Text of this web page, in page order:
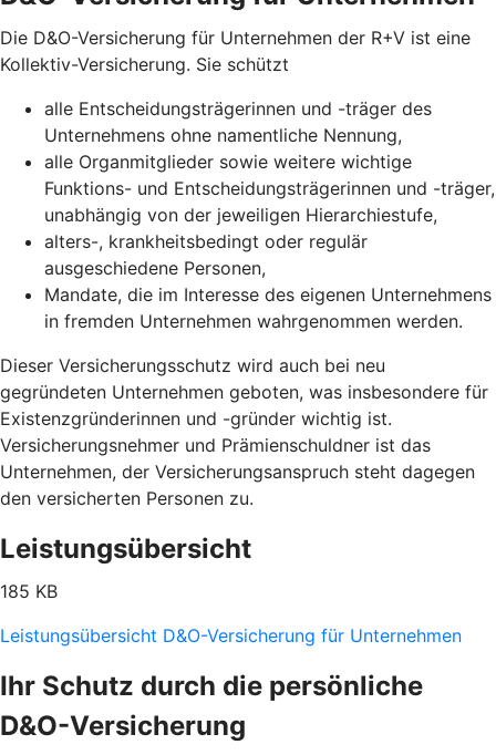
Die D&O-Versicherung für Unternehmen der R+V ist eine
Kollektiv-Versicherung. Sie schützt
alle Entscheidungsträgerinnen und -träger des
Unternehmens ohne namentliche Nennung,
alle Organmitglieder sowie weitere wichtige
Funktions- und Entscheidungsträgerinnen und -träger,
unabhängig von der jeweiligen Hierarchiestufe,
alters-, krankheitsbedingt oder regulär
ausgeschiedene Personen,
Mandate, die im Interesse des eigenen Unternehmens
in fremden Unternehmen wahrgenommen werden.
Dieser Versicherungsschutz wird auch bei neu
gegründeten Unternehmen geboten, was insbesondere für
Existenzgründerinnen und -gründer wichtig ist.
Versicherungsnehmer und Prämienschuldner ist das
Unternehmen, der Versicherungsanspruch steht dagegen
den versicherten Personen zu.
Leistungsübersicht
185 KB
Leistungsübersicht D&O-Versicherung für Unternehmen
Ihr Schutz durch die persönliche
D&O-Versicherung